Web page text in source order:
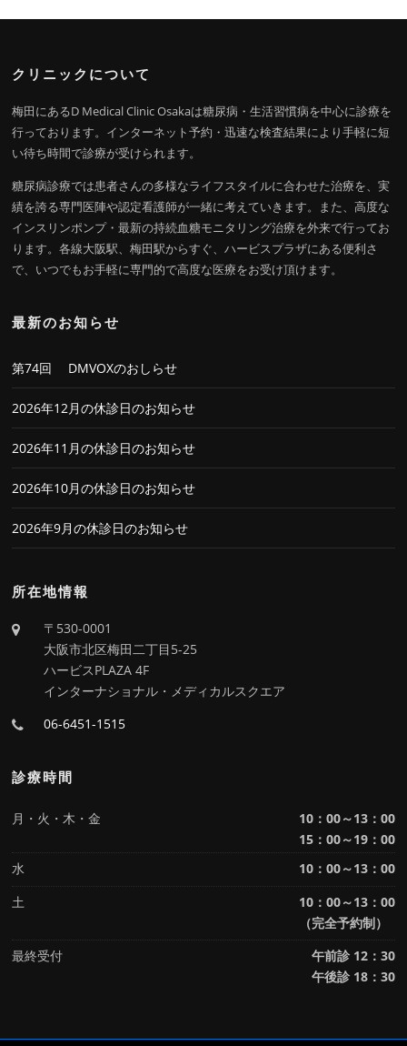
クリニックについて
梅田にあるD Medical Clinic Osakaは糖尿病・生活習慣病を中心に診療を
行っております。インターネット予約・迅速な検査結果により手軽に短
い待ち時間で診療が受けられます。
糖尿病診療では患者さんの多様なライフスタイルに合わせた治療を、実
績を誇る専門医陣や認定看護師が一緒に考えていきます。また、高度な
インスリンポンプ・最新の持続血糖モニタリング治療を外来で行ってお
ります。各線大阪駅、梅田駅からすぐ、ハービスプラザにある便利さ
で、いつでもお手軽に専門的で高度な医療をお受け頂けます。
最新のお知らせ
第74回 DMVOXのおしらせ
2026年12月の休診日のお知らせ
2026年11月の休診日のお知らせ
2026年10月の休診日のお知らせ
2026年9月の休診日のお知らせ
所在地情報
〒530-0001
大阪市北区梅田二丁目5-25
ハービスPLAZA 4F
インターナショナル・メディカルスクエア
06-6451-1515
診療時間
月・火・木・金
10：00～13：00
15：00～19：00
水
10：00～13：00
土
10：00～13：00
（完全予約制）
最終受付
午前診 12：30
午後診 18：30